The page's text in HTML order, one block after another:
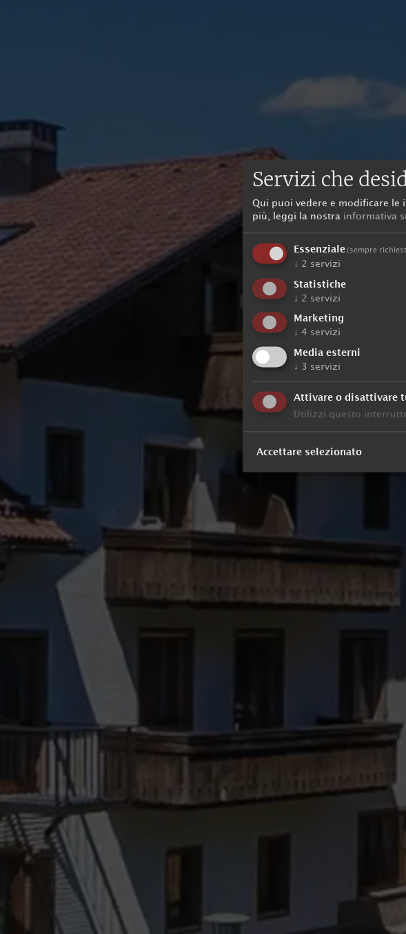
Servizi che
Qui puoi vedere e modificare le
più, leggi la nostra informativa
Essenziale (sempre
↓ 2 servizi
Statistiche
↓ 2 servizi
Marketing
↓ 4 servizi
Media esterni
↓ 3 servizi
Attivare o disattivare
Utilizzi questo
Accettare selezionato